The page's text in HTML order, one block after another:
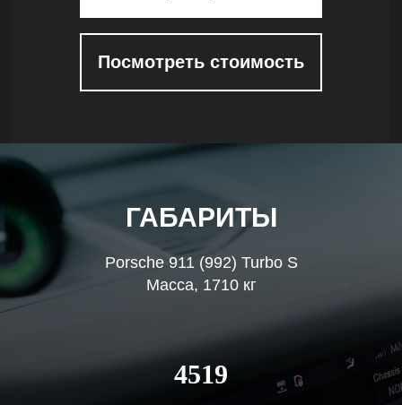
Посмотреть стоимость
ГАБАРИТЫ
Porsche 911 (992) Turbo S
Масса, 1710 кг
4519